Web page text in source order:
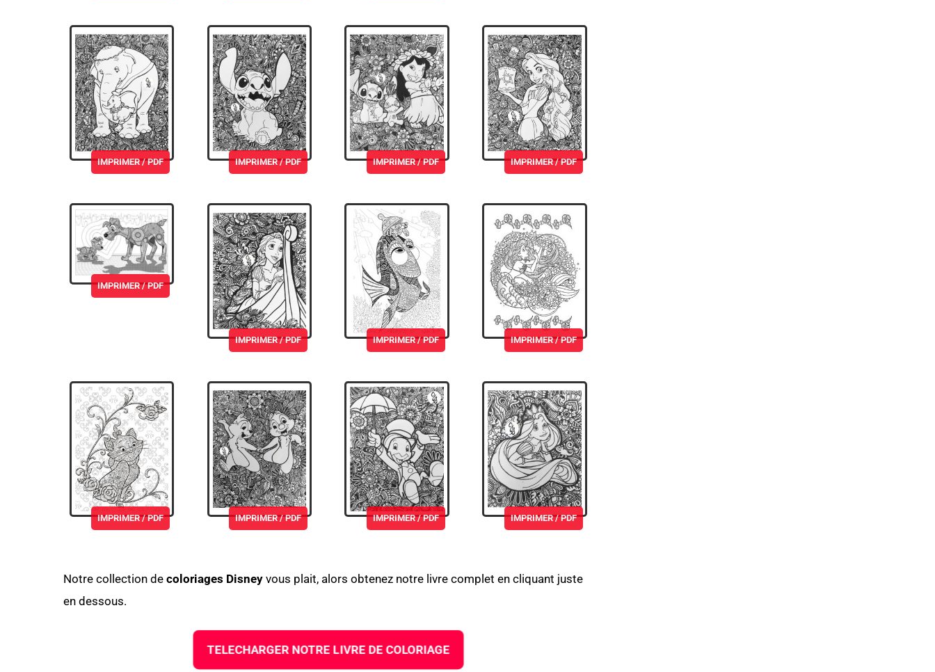
IMPRIMER / PDF IMPRIMER / PDF IMPRIMER / PDF IMPRIMER / PDF
IMPRIMER / PDF
IMPRIMER / PDF IMPRIMER / PDF IMPRIMER / PDF
IMPRIMER / PDF IMPRIMER / PDF IMPRIMER / PDF IMPRIMER / PDF
Notre collection de coloriages Disney vous plait, alors obtenez notre livre complet en cliquant juste
en dessous.
TELECHARGER NOTRE LIVRE DE COLORIAGE